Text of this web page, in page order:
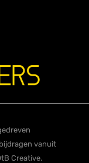
vanuit
Creative.